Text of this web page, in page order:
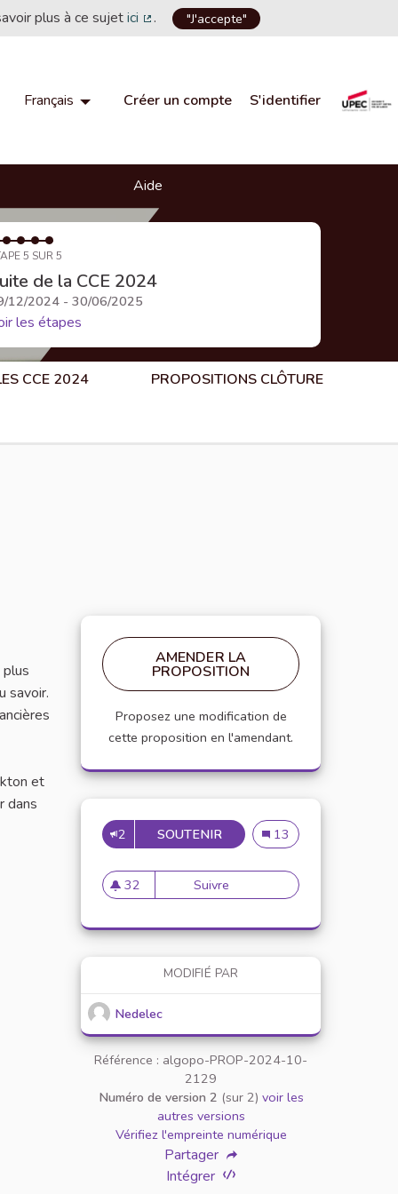
plus à ce sujetici
(Lien externe)
. "J'accepte"
Français Choisir la langueChoose language
Créer un compte S'identifier
Aide
5 SUR 5
de la CCE 2024
12/2024 - 30/06/2025
les étapes
CCE 2024 PROPOSITIONS CLÔTURE
savoir.
et
dans
AMENDER LA
PROPOSITION
Proposez une modification de
cette proposition en l'amendant.
2 SOUTENIR AMÉLIORATION DES
Amélioration des
13
32
32 abonnés
Suivre Amélioration des salles de
MODIFIÉ PAR
Nedelec
Référence : algopo-PROP-2024-10-
2129
Numéro de version 2 (sur 2) voir les
autres versions
Vérifiez l'empreinte numérique
Partager
Intégrer